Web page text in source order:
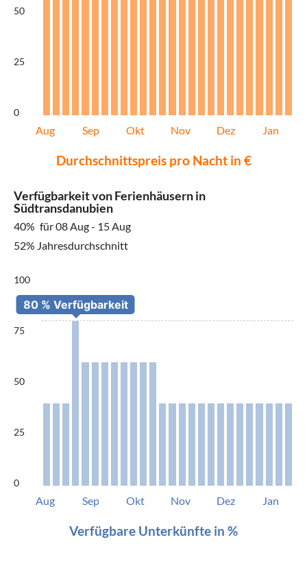
50
25
0
Aug Sep Okt Nov Dez Jan
Durchschnittspreis pro Nacht in €
Verfügbarkeit von Ferienhäusern in
Südtransdanubien
40% für 08 Aug - 15 Aug
52% Jahresdurchschnitt
100
75
50
25
0
Aug Sep Okt Nov Dez Jan
Verfügbare Unterkünfte in %